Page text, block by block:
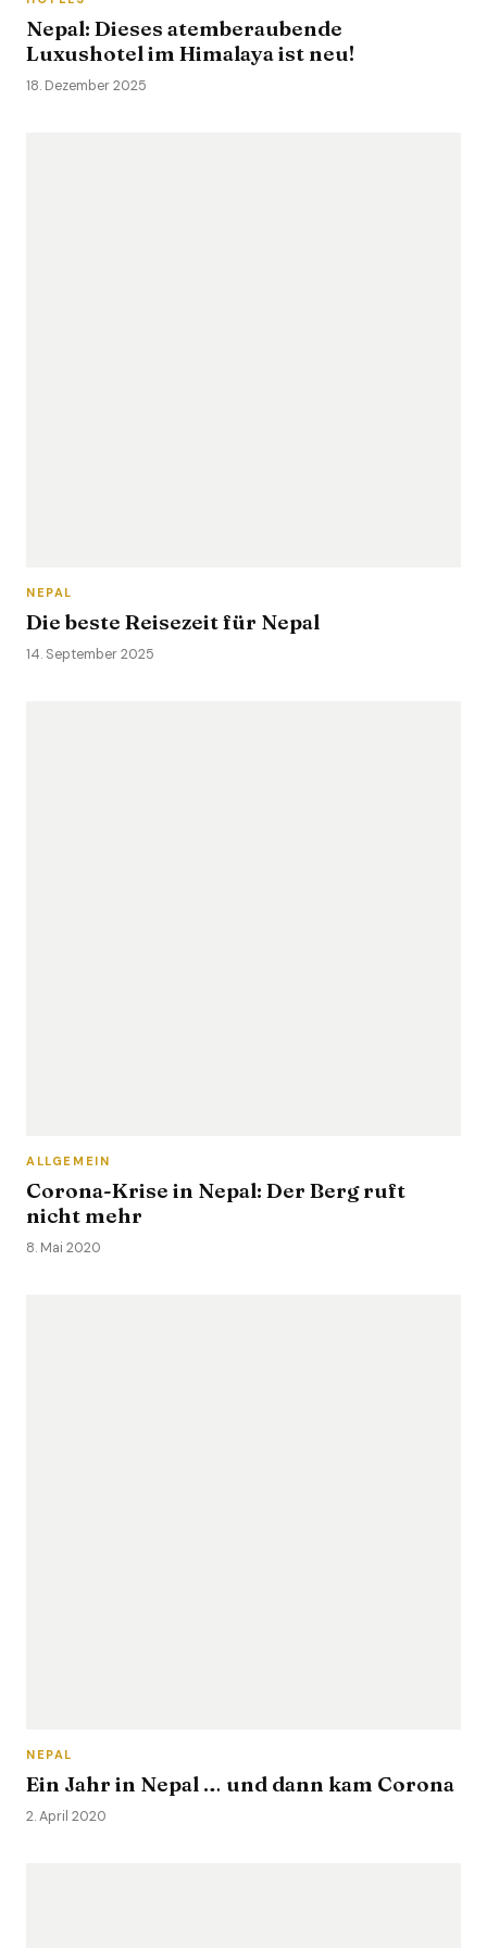
Nepal: Dieses atemberaubende
Luxushotel im Himalaya ist neu!
18. Dezember 2025
NEPAL
Die beste Reisezeit für Nepal
14. September 2025
ALLGEMEIN
Corona-Krise in Nepal: Der Berg ruft
nicht mehr
8. Mai 2020
NEPAL
Ein Jahr in Nepal … und dann kam Corona
2. April 2020